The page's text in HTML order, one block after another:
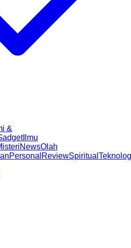
&
Ilmu
NewsOlah
Personal ReviewSpiritual